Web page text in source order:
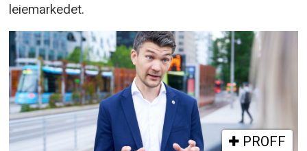
leiemarkedet.
PROFF